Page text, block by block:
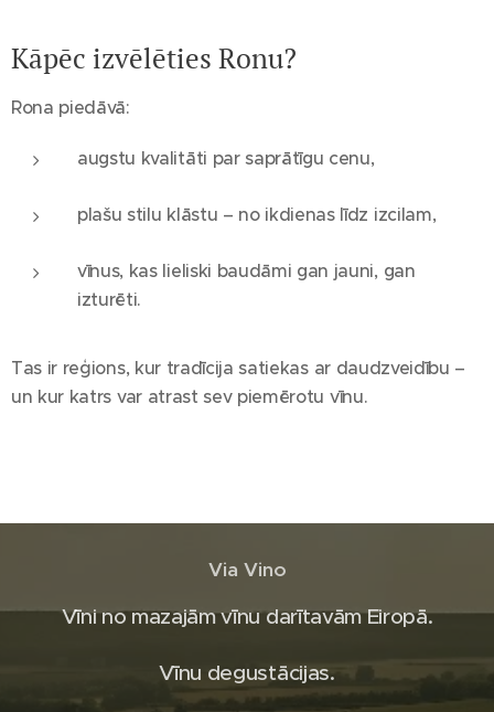
Kāpēc izvēlēties Ronu?
Rona piedāvā:
augstu kvalitāti par saprātīgu cenu,
plašu stilu klāstu – no ikdienas līdz izcilam,
vīnus, kas lieliski baudāmi gan jauni, gan
izturēti.
Tas ir reģions, kur tradīcija satiekas ar daudzveidību –
un kur katrs var atrast sev piemērotu vīnu.
Via Vino
Vīni no mazajām vīnu darītavām Eiropā.
Vīnu degustācijas.